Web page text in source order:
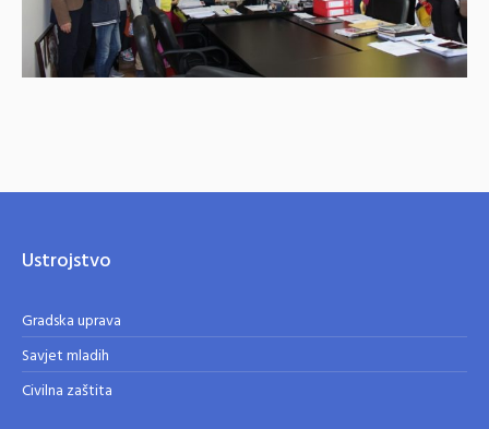
Ustrojstvo
Gradska uprava
Savjet mladih
Civilna zaštita